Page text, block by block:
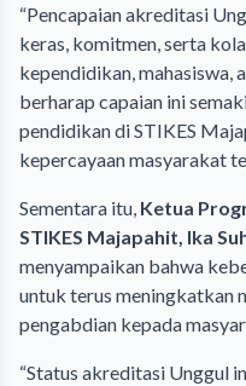
“Pencapaian akreditasi
keras, komitmen, serta
kependidikan, mahasiswa,
berharap capaian ini
pendidikan di STIKES
kepercayaan masyarakat
Sementara itu, Ketua
STIKES Majapahit, Ika
menyampaikan bahwa
untuk terus meningkatkan
pengabdian kepada
“Status akreditasi Unggul